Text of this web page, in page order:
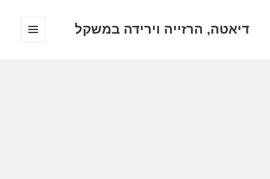
דיאטה, הרזייה וירידה במשקל